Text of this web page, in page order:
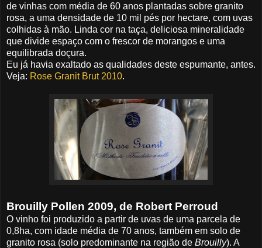
de vinhas com média de 60 anos plantadas sobre granito
rosa, a uma densidade de 10 mil pés por hectare, com uvas
colhidas à mão. Linda cor na taça, deliciosa mineralidade
que divide espaço com o frescor de morangos e uma
equilibrada doçura.
Eu já havia exaltado as qualidades deste espumante, antes.
Veja: Rose Granit Brut 2010.
Brouilly Pollen 2009, de Robert Perroud
O vinho foi produzido a partir de uvas de uma parcela de
0,8ha, com idade média de 70 anos, também em solo de
granito rosa (solo predominante na região de Brouilly). A